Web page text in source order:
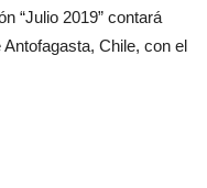
“Julio 2019” contará
Chile, con el